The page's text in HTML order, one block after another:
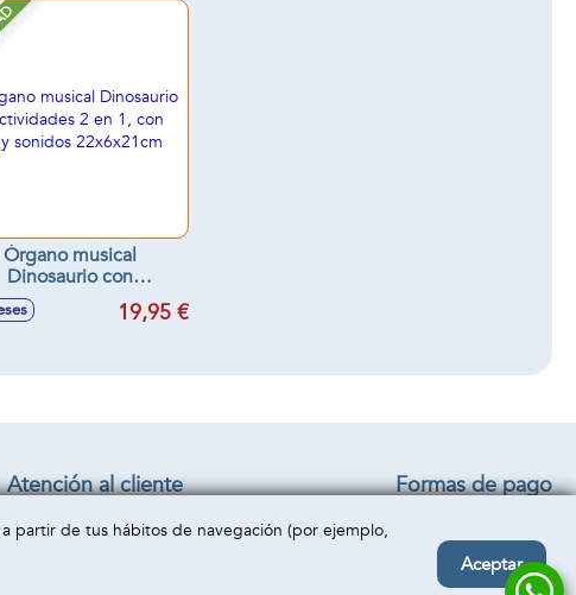
Órgano musical
Dinosaurio con
2 en 1, con
luces y sonidos19,95 €
Atención al cliente
Envío y devolución
Formas de pago
partir de tus hábitos de navegación (por ejemplo,
Aceptar